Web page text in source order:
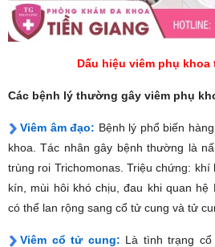
Dấu hiệu viêm phụ
Các bệnh lý thường gây viêm phụ
Viêm âm đạo: Bệnh lý phổ biến
khoa. Tác nhân gây bệnh thường là
trùng roi Trichomonas. Triệu chứng:
kín, mùi hôi khó chịu, đau khi quan hệ
có thể lan rộng sang cổ tử cung và tử
Viêm cổ tử cung: Là tình trạng